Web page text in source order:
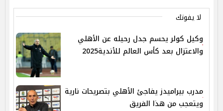
لا يفوتك
وكيل كولر يحسم جدل رحيله عن الأهلي
والاعتزال بعد كأس العالم للأندية2025
مدرب بيراميدز يفاجئ الأهلي بتصريحات نارية
ويتعجب من هذا الفريق